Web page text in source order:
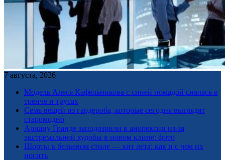
7 августа, 2026
Модель Алеся Кафельникова с синей помадой снялась в
тренче и трусах
Семь вещей из гардероба, которые сегодня выглядят
старомодно
Ариану Гранде заподозрили в анорексии из-за
экстремальной худобы в новом клипе: фото
Шорты в бельевом стиле — хит лета: как и с чем их
носить